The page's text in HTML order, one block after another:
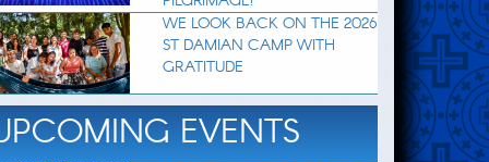
WE LOOK BACK ON THE 2026
ST DAMIAN CAMP WITH
GRATITUDE
EVENTS